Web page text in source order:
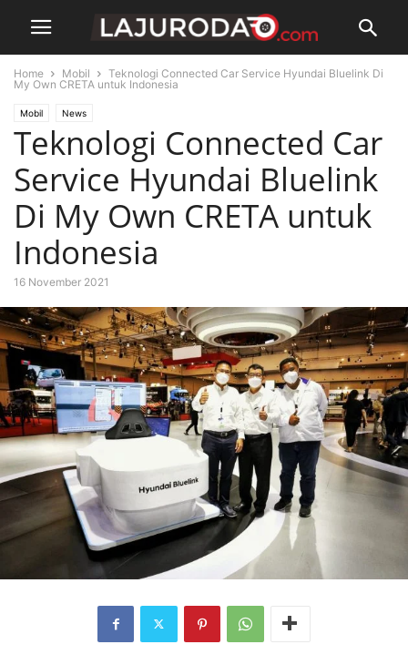
Home Mobil
Teknologi Connected Car Service Hyundai Bluelink Di
My Own CRETA untuk Indonesia
Mobil News
Teknologi Connected Car
Service Hyundai Bluelink
Di My Own CRETA untuk
Indonesia
16 November 2021